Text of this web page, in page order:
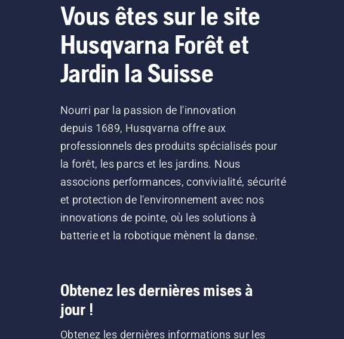
Vous êtes sur le site
Husqvarna Forêt et
Jardin la Suisse
Nourri par la passion de l'innovation
depuis 1689, Husqvarna offre aux
professionnels des produits spécialisés pour
la forêt, les parcs et les jardins. Nous
associons performances, convivialité, sécurité
et protection de l'environnement avec nos
innovations de pointe, où les solutions à
batterie et la robotique mènent la danse.
Obtenez les dernières mises à
jour !
Obtenez les dernières informations sur les